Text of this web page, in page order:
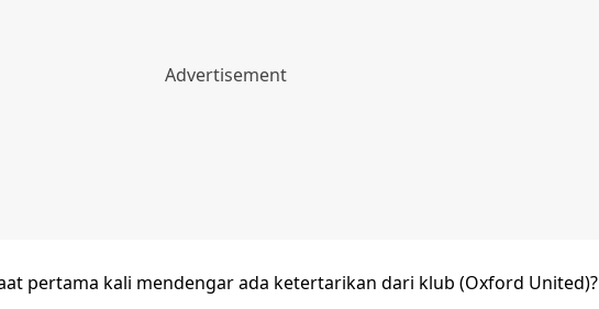
pertama kali mendengar ada ketertarikan dari klub (Oxford United)?